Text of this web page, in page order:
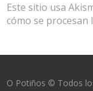
Este sitio usa
cómo se procesan
O Potiños © Todos